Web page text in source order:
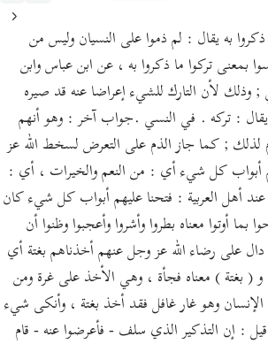
ذكروا به يقال : لم ذموا على النسيان وليس من
بمعنى تركوا ما ذكروا به ، عن ابن عباس وابن
وذلك لأن التارك للشيء إعراضا عنه قد صيره
: تركه . في النسي .جواب آخر : وهو أنهم
لذلك ; كما جاز الذم على التعرض لسخط الله عز
أبواب كل شيء أي : من النعم والخيرات ، أي :
عند أهل العربية : فتحنا عليهم أبواب كل شيء كان
أوتوا معناه بطروا وأشروا وأعجبوا وظنوا أن
دال على رضاء الله عز وجل عنهم أخذناهم بغتة أي
و ( بغتة ) معناه فجأة ، وهي الأخذ على غرة ومن
الإنسان وهو غار غافل فقد أخذ بغتة ، وأنكى شيء
: إن التذكير الذي سلف - فأعرضوا عنه - قام